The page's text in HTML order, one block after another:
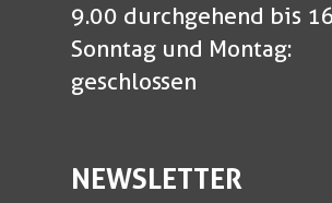
9.00 durchgehend bis
Sonntag und Montag:
geschlossen
NEWSLETTER